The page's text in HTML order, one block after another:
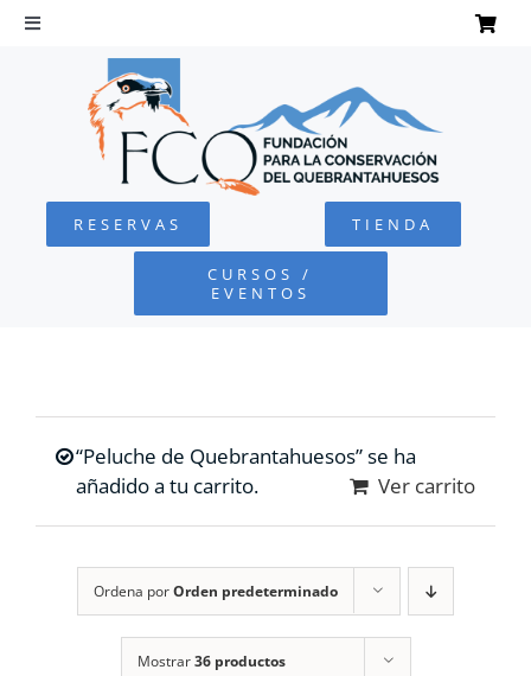
Saltar
Toggle
Navigation
QUEBRANTAHUESOS
FUNDACIÓN
COLABORA
RESERVAS TIENDA
CURSOS /
EVENTOS
“Peluche de Quebrantahuesos” se ha
añadido a tu carrito.
Ver carrito
Ordena porOrden predeterminado
Mostrar36 productos